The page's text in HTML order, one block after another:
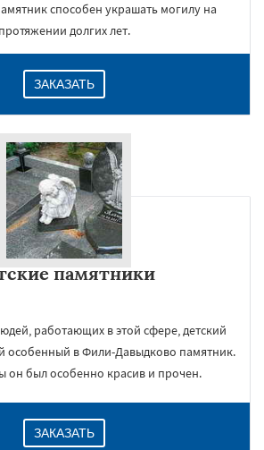
способен украшать могилу на
протяжении долгих лет.
ЗАКАЗАТЬ
памятники
работающих в этой сфере, детский
особенный в Фили-Давыдково памятник.
он был особенно красив и прочен.
ЗАКАЗАТЬ